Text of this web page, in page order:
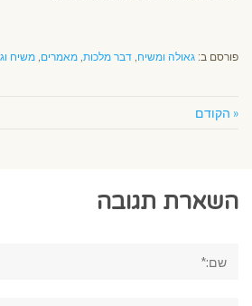
פורסם ב: גאולה ומשיח, דבר מלכות, מאמרים, משיח
« הקודם
השארת תגובה